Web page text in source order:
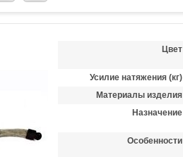
Цвет
Усилие натяжения (кг)
Материалы изделия
Назначение
Особенности